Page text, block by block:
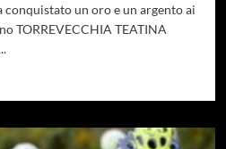
conquistato un oro e un argento ai
TORREVECCHIA TEATINA